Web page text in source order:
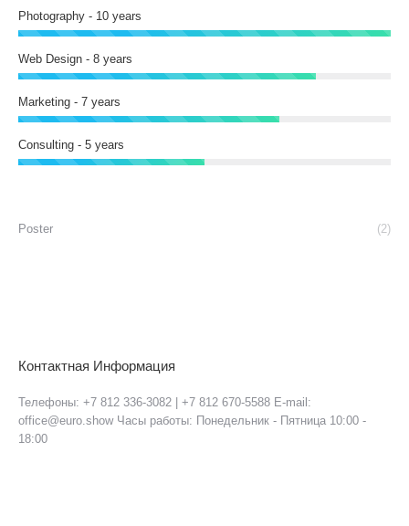
Photography - 10 years
Web Design - 8 years
Marketing - 7 years
Consulting - 5 years
Poster (2)
Контактная Информация
Телефоны: +7 812 336-3082 | +7 812 670-5588 E-mail:
office@euro.show Часы работы: Понедельник - Пятница 10:00 -
18:00